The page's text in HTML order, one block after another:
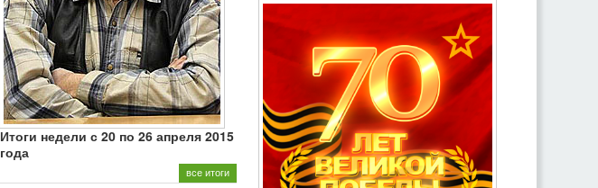
Итоги недели с 20 по 26 апреля 2015
года
все итоги